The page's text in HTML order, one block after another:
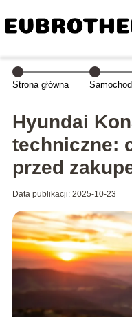
Strona główna
Hyundai
techniczne:
przed
Data publikacji: 2025-10-23